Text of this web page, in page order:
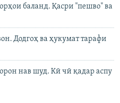
баланд. Қасри "пешво" ва
Додгоҳ ва ҳукумат тарафи
нав шуд. Кӣ чӣ қадар аспу